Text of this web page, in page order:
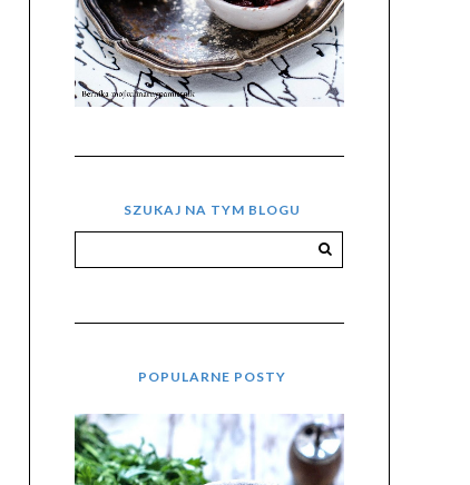
SZUKAJ NA TYM BLOGU
POPULARNE POSTY